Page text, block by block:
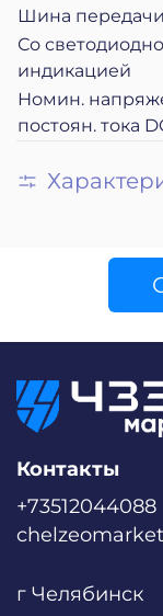
Шина
Со
индикацией
Номин.
постоян. тока
Контакты
+73512044088
г Челябинск